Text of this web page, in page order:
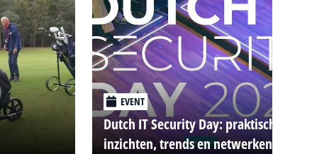
EVENT
Dutch IT Security Day: praktische
inzichten, trends en netwerken